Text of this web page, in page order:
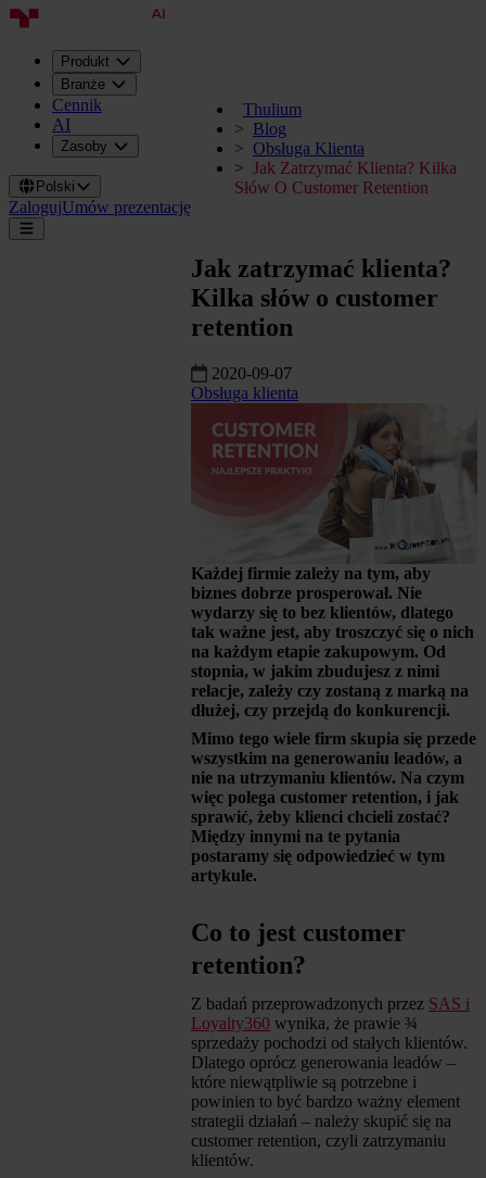
Produkt
Branże
Cennik
AI
Zasoby
Polski
ZalogujUmów prezentację
Thulium
Blog
Obsługa Klienta
Jak Zatrzymać Klienta? Kilka
Słów O Customer Retention
Jak zatrzymać klienta?
Kilka słów o customer
retention
2020-09-07
Obsługa klienta
Każdej firmie zależy na tym, aby
biznes dobrze prosperował. Nie
wydarzy się to bez klientów, dlatego
tak ważne jest, aby troszczyć się o nich
na każdym etapie zakupowym. Od
stopnia, w jakim zbudujesz z nimi
relacje, zależy czy zostaną z marką na
dłużej, czy przejdą do konkurencji.
Mimo tego wiele firm skupia się przede
wszystkim na generowaniu leadów, a
nie na utrzymaniu klientów. Na czym
więc polega customer retention, i jak
sprawić, żeby klienci chcieli zostać?
Między innymi na te pytania
postaramy się odpowiedzieć w tym
artykule.
Co to jest customer
retention?
Z badań przeprowadzonych przez SAS i
Loyalty360 wynika, że prawie ¾
sprzedaży pochodzi od stałych klientów.
Dlatego oprócz generowania leadów –
które niewątpliwie są potrzebne i
powinien to być bardzo ważny element
strategii działań – należy skupić się na
customer retention, czyli zatrzymaniu
klientów.